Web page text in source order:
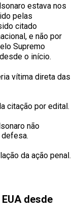
estava nos
pelas
citado
e não por
Supremo
o início.
vítima direta das
citação por edital.
não
da ação penal.
desde